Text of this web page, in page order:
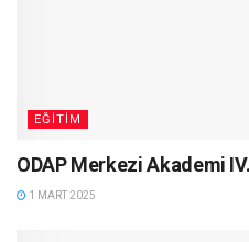
EĞITIM
ODAP Merkezi Akademi
1 MART 2025